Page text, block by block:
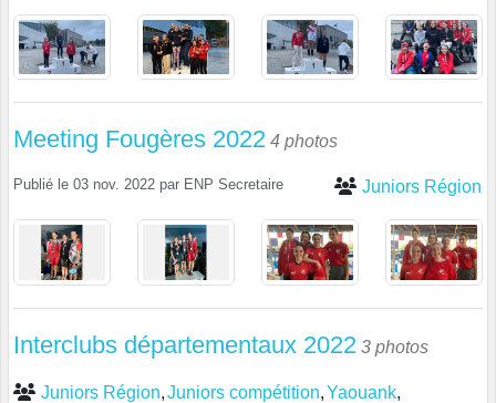
Meeting Fougères 2022 4 photos
Juniors Région
Publié le 03 nov. 2022 par ENP Secretaire
Interclubs départementaux 2022 3 photos
Juniors Région Juniors compétition Yaouank